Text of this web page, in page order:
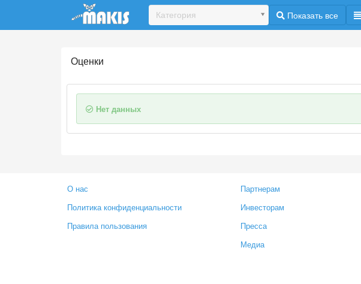
Update cookies preferences
Категория Показать все
Оценки
Нет данных
О нас
Политика конфиденциальности
Правила пользования
Партнерам
Инвесторам
Пресса
Медиа